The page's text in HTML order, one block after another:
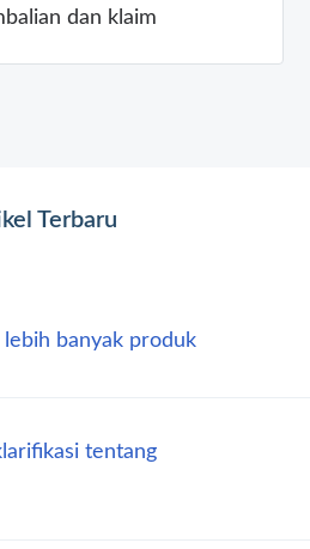
dan klaim
Terbaru
banyak produk
tentang